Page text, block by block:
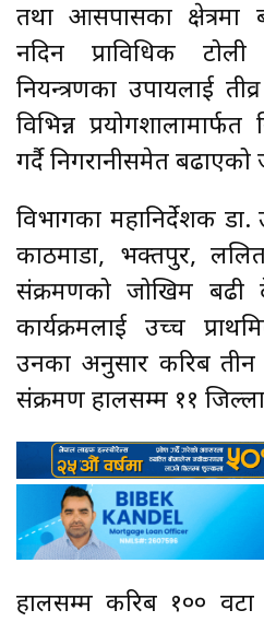
तथा आसपासका
नदिन प्राविधिक
नियन्त्रणका उपायलाई
विभिन्न
गर्दै निगरानीसमेत
विभागका महानिर्देशक
काठमाडौं, भक्तपुर,
संक्रमणको जोखिम बढी
कार्यक्रमलाई उच्च
उनका अनुसार करिब
संक्रमण हालसम्म ११
हालसम्म करिब १०० वटा